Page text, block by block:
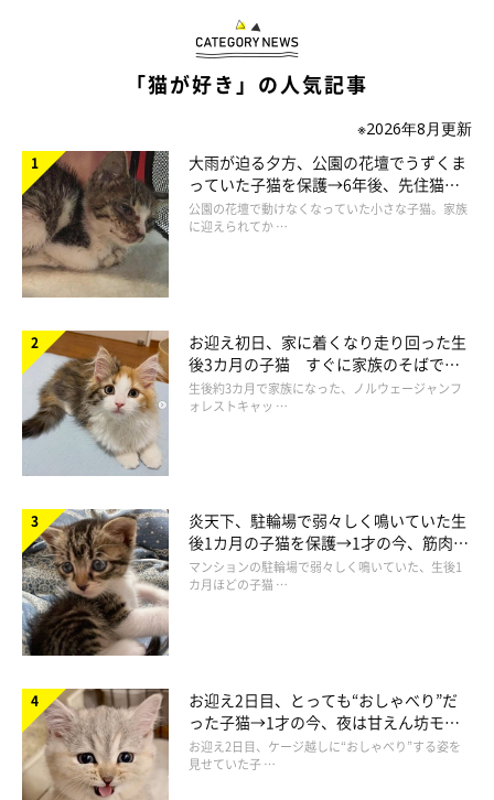
ヒーターの存在を毎年しっかり覚えている猫
様
「猫が好き」の人気記事
※2026年8月更新
大雨が迫る夕方、公園の花壇でうずくま
っていた子猫を保護→6年後、先住猫
と“姉妹”のような関係に
公園の花壇で動けなくなっていた小さな子猫。家族
に迎えられてか …
お迎え初日、家に着くなり走り回った生
後3カ月の子猫 すぐに家族のそばで落
ち着く姿に「迎えてよかった」
生後約3カ月で家族になった、ノルウェージャンフ
ォレストキャッ …
炎天下、駐輪場で弱々しく鳴いていた生
後1カ月の子猫を保護→1才の今、筋肉質
でツンデレなコに成長
マンションの駐輪場で弱々しく鳴いていた、生後1
カ月ほどの子猫 …
お迎え2日目、とっても“おしゃべり”だ
った子猫→1才の今、夜は甘えん坊モー
ドになるコに成長！
お迎え2日目、ケージ越しに“おしゃべり”する姿を
見せていた子 …